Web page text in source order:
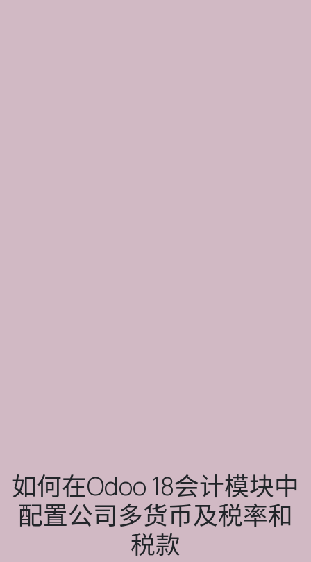
如何在Odoo 18会计模块中
配置公司多货币及税率和
税款